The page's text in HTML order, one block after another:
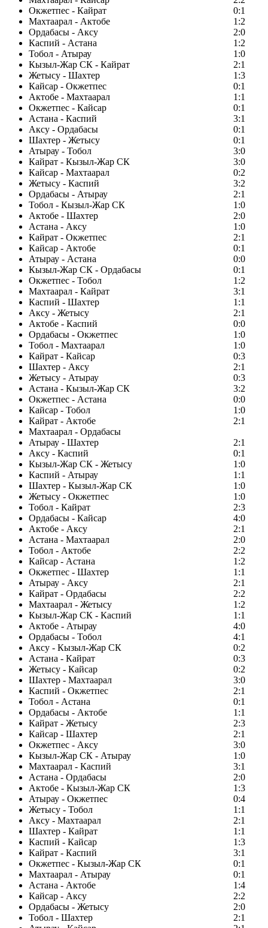
Окжетпес - Кайрат
0:1
Махтаарал - Актобе
1:2
Ордабасы - Аксу
2:0
Каспий - Астана
1:2
Тобол - Атырау
1:0
Кызыл-Жар СК - Кайрат
2:1
Жетысу - Шахтер
1:3
Кайсар - Окжетпес
0:1
Актобе - Махтаарал
1:1
Окжетпес - Кайсар
0:1
Астана - Каспий
3:1
Аксу - Ордабасы
0:1
Шахтер - Жетысу
0:1
Атырау - Тобол
3:0
Кайрат - Кызыл-Жар СК
3:0
Кайсар - Махтаарал
0:2
Жетысу - Каспий
3:2
Ордабасы - Атырау
2:1
Тобол - Кызыл-Жар СК
1:0
Актобе - Шахтер
2:0
Астана - Аксу
1:0
Кайрат - Окжетпес
2:1
Кайсар - Актобе
0:1
Атырау - Астана
0:0
Кызыл-Жар СК - Ордабасы
0:1
Окжетпес - Тобол
1:2
Махтаарал - Кайрат
3:1
Каспий - Шахтер
1:1
Аксу - Жетысу
2:1
Актобе - Каспий
0:0
Ордабасы - Окжетпес
1:0
Тобол - Махтаарал
1:0
Кайрат - Кайсар
0:3
Шахтер - Аксу
2:1
Жетысу - Атырау
0:3
Астана - Кызыл-Жар СК
3:2
Окжетпес - Астана
0:0
Кайсар - Тобол
1:0
Кайрат - Актобе
2:1
Махтаарал - Ордабасы
Атырау - Шахтер
2:1
Аксу - Каспий
0:1
Кызыл-Жар СК - Жетысу
1:0
Каспий - Атырау
1:1
Шахтер - Кызыл-Жар СК
1:0
Жетысу - Окжетпес
1:0
Тобол - Кайрат
2:3
Ордабасы - Кайсар
4:0
Актобе - Аксу
2:1
Астана - Махтаарал
2:0
Тобол - Актобе
2:2
Кайсар - Астана
1:2
Окжетпес - Шахтер
1:1
Атырау - Аксу
2:1
Кайрат - Ордабасы
2:2
Махтаарал - Жетысу
1:2
Кызыл-Жар СК - Каспий
1:1
Актобе - Атырау
4:0
Ордабасы - Тобол
4:1
Аксу - Кызыл-Жар СК
0:2
Астана - Кайрат
0:3
Жетысу - Кайсар
0:2
Шахтер - Махтаарал
3:0
Каспий - Окжетпес
2:1
Тобол - Астана
0:1
Ордабасы - Актобе
1:1
Кайрат - Жетысу
2:3
Кайсар - Шахтер
2:1
Окжетпес - Аксу
3:0
Кызыл-Жар СК - Атырау
1:0
Махтаарал - Каспий
3:1
Астана - Ордабасы
2:0
Актобе - Кызыл-Жар СК
1:3
Атырау - Окжетпес
0:4
Жетысу - Тобол
1:1
Аксу - Махтаарал
2:1
Шахтер - Кайрат
1:1
Каспий - Кайсар
1:3
Кайрат - Каспий
3:1
Окжетпес - Кызыл-Жар СК
0:1
Махтаарал - Атырау
0:1
Астана - Актобе
1:4
Кайсар - Аксу
2:2
Ордабасы - Жетысу
2:0
Тобол - Шахтер
2:1